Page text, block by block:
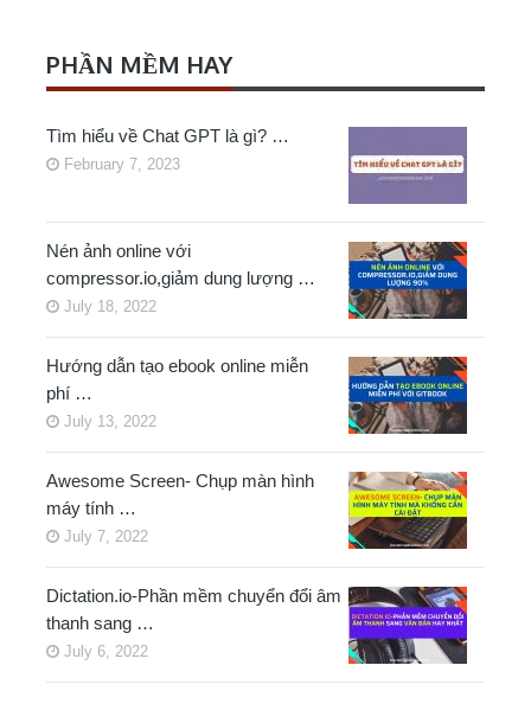
PHẦN MỀM HAY
Tìm hiểu về Chat GPT là gì? …
February 7, 2023
Nén ảnh online với
compressor.io,giảm dung lượng …
July 18, 2022
Hướng dẫn tạo ebook online miễn
phí …
July 13, 2022
Awesome Screen- Chụp màn hình
máy tính …
July 7, 2022
Dictation.io-Phần mềm chuyển đổi âm
thanh sang …
July 6, 2022